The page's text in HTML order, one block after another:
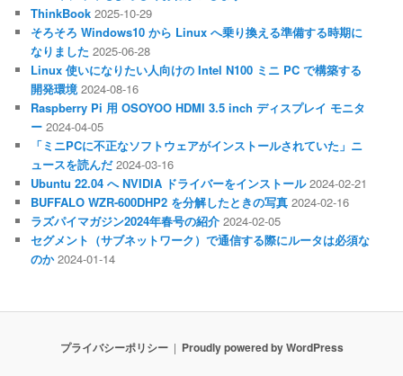
ThinkBook 2025-10-29
そろそろ Windows10 から Linux へ乗り換える準備する時期に
なりました 2025-06-28
Linux 使いになりたい人向けの Intel N100 ミニ PC で構築する
開発環境 2024-08-16
Raspberry Pi 用 OSOYOO HDMI 3.5 inch ディスプレイ モニタ
ー 2024-04-05
「ミニPCに不正なソフトウェアがインストールされていた」ニ
ュースを読んだ 2024-03-16
Ubuntu 22.04 へ NVIDIA ドライバーをインストール 2024-02-21
BUFFALO WZR-600DHP2 を分解したときの写真 2024-02-16
ラズパイマガジン2024年春号の紹介 2024-02-05
セグメント（サブネットワーク）で通信する際にルータは必須な
のか 2024-01-14
プライバシーポリシー Proudly powered by WordPress